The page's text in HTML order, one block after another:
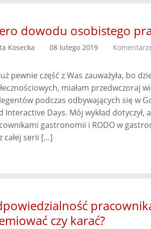
dowodu osobistego
Kosecka 08 lutego 2019
pewnie część z Was zauważyła, bo
miałam przedwczoraj
podczas odbywających się w
Interactive Days. Mój wykład dotyczył,
gastronomii i RODO w
całej serii […]
czy karać?